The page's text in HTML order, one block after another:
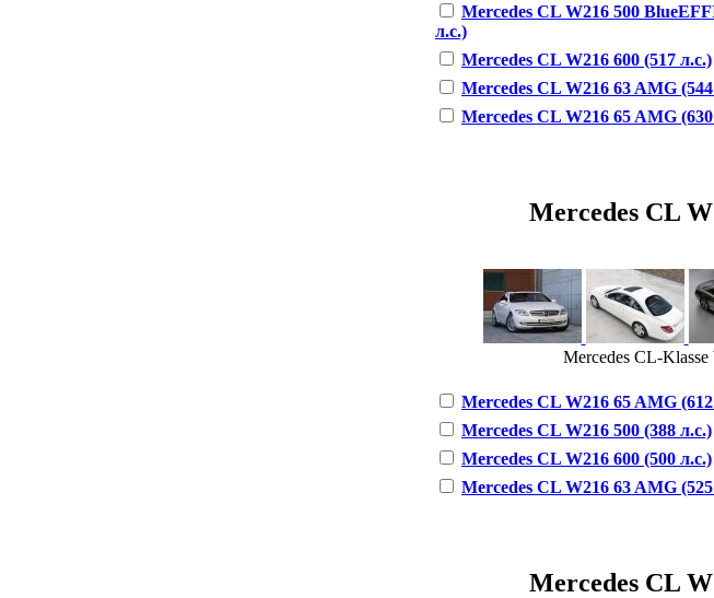
Mercedes CL W216 500
л.с.)
Mercedes CL W216 600 (517 л.с.)
Mercedes CL W216 63 AMG
Mercedes CL W216 65 AMG
Mercedes CL
Mercedes CL-
Mercedes CL W216 65 AMG
Mercedes CL W216 500 (388 л.с.)
Mercedes CL W216 600 (500 л.с.)
Mercedes CL W216 63 AMG
Mercedes CL